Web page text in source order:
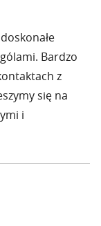
Bardzo
z
się na
i